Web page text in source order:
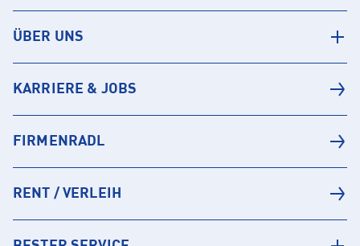
ÜBER UNS
KARRIERE & JOBS
FIRMENRADL
RENT / VERLEIH